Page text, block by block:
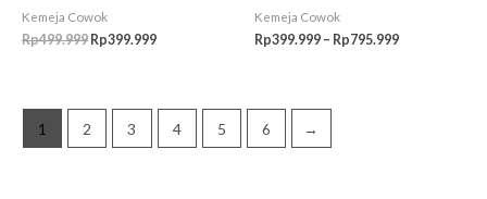
Kemeja Cowok
Rp499.999 Rp399.999
Kemeja Cowok
Rp399.999 – Rp795.999
1 2 3 4 5 6 →